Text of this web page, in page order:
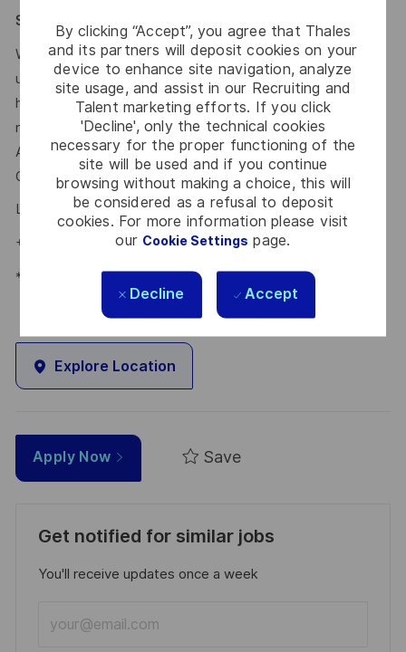
By clicking “Accept”, you agree that Thales
and its partners will deposit cookies on your
device to enhance site navigation, analyze
site usage, and assist in our Recruiting and
Talent marketing efforts. If you click
'Decline', only the technical cookies
necessary for the proper functioning of the
site will be used and if you continue
browsing without making a choice, this will
be considered as a refusal to deposit
cookies. For more information please visit
our Cookie Settings page.
Decline Accept
Say HI* – Dein Weg zu uns
Wenn die Zeichen der Zeit auf Veränderung stehen, sind
unsere internationalen Teams da, um der Komplexität von
heute mit den branchenführenden Technologien von
morgen zu begegnen. Bist Du dabei? Deine
AnsprechpartnerinLena Nagelfreut sich schon auf Deine
Online-Bewerbung über unserKarriereportal .
Lena Nagel – Talent Acquisition Partnerin #LI-LN1
+49715630210209
*Human Intelligence
Explore Location
Apply Now Save
Get notified for similar jobs
You'll receive updates once a week
Email